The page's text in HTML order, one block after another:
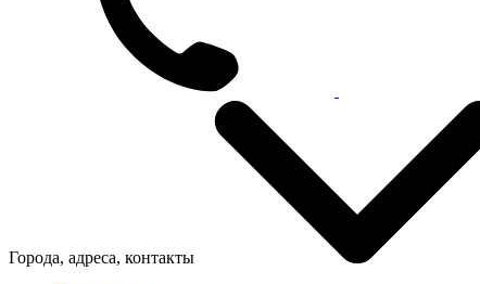
Города, адреса, контакты